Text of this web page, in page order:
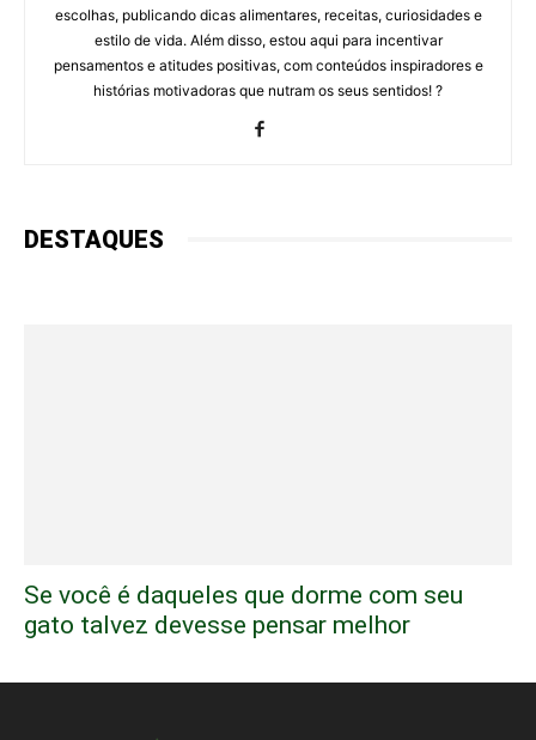
escolhas, publicando dicas alimentares, receitas, curiosidades e
estilo de vida. Além disso, estou aqui para incentivar
pensamentos e atitudes positivas, com conteúdos inspiradores e
histórias motivadoras que nutram os seus sentidos! ?
DESTAQUES
Se você é daqueles que dorme com seu
gato talvez devesse pensar melhor